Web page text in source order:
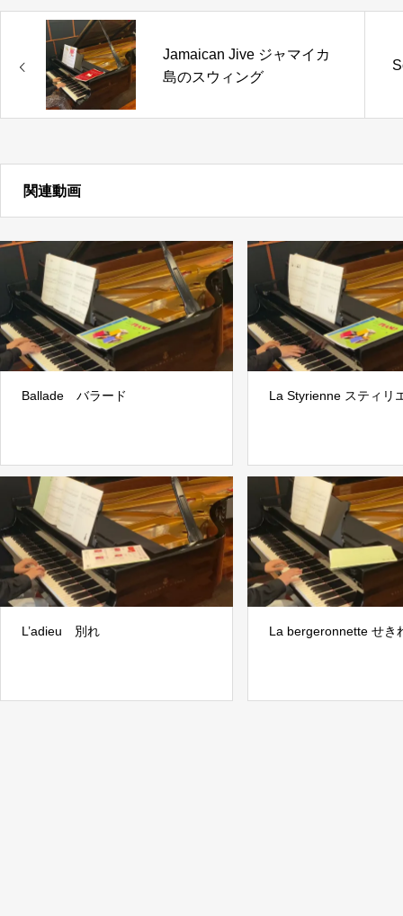
Jamaican Jive ジャマイカ
島のスウィング
関連動画
Ballade バラード La Styrienne スティリ
L’adieu 別れ La bergeronnette せき